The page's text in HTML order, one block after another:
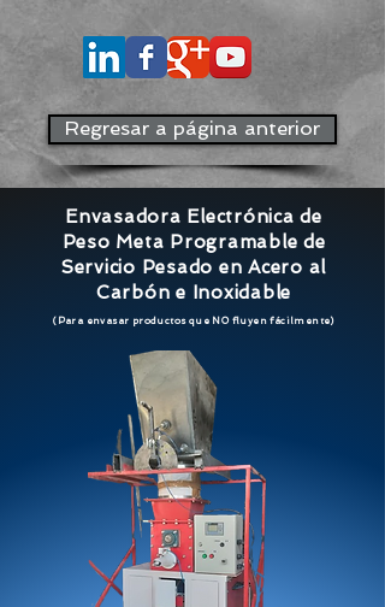
Regresar a página anterior
Envasadora Electrónica de
Peso Meta Programable de
Servicio Pesado en Acero al
Carbón e Inoxidable
(Para envasar productos que NO fluyen fácilmente)